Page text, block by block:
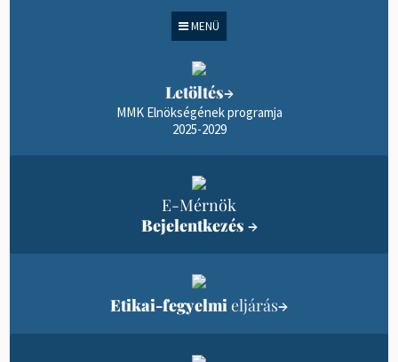
MENÜ
Letöltés→
MMK Elnökségének programja
2025-2029
E-Mérnök
Bejelentkezés →
Etikai-fegyelmieljárás→